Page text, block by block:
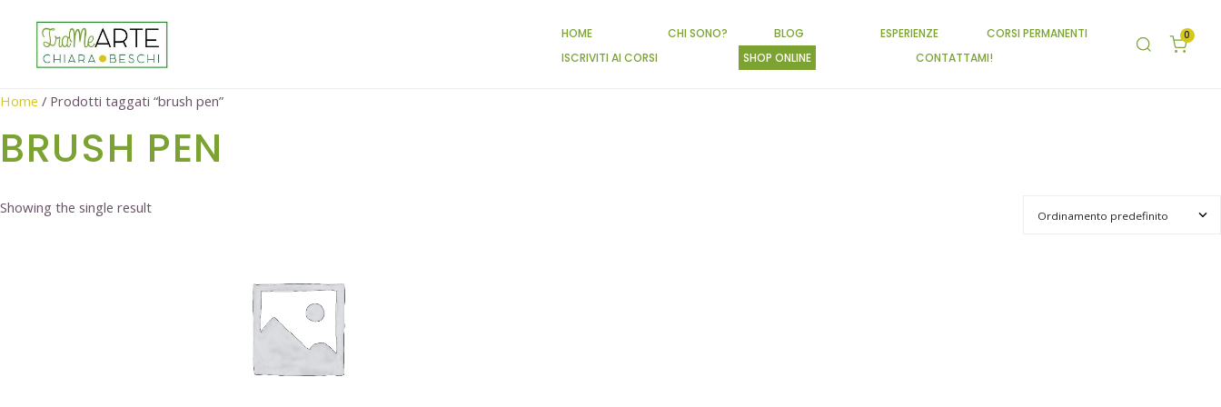
HOME CHI SONO? BLOG ESPERIENZE
CORSI PERMANENTI
ISCRIVITI AI CORSI
SHOP ONLINE CONTATTAMI!
0
Home / Prodotti taggati “brush pen”
BRUSH PEN
Showing the single result